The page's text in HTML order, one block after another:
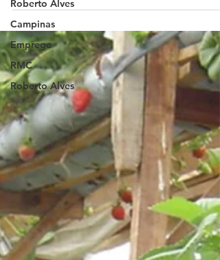
Roberto Alves
Campinas
Emprego
RMC
Roberto Alves